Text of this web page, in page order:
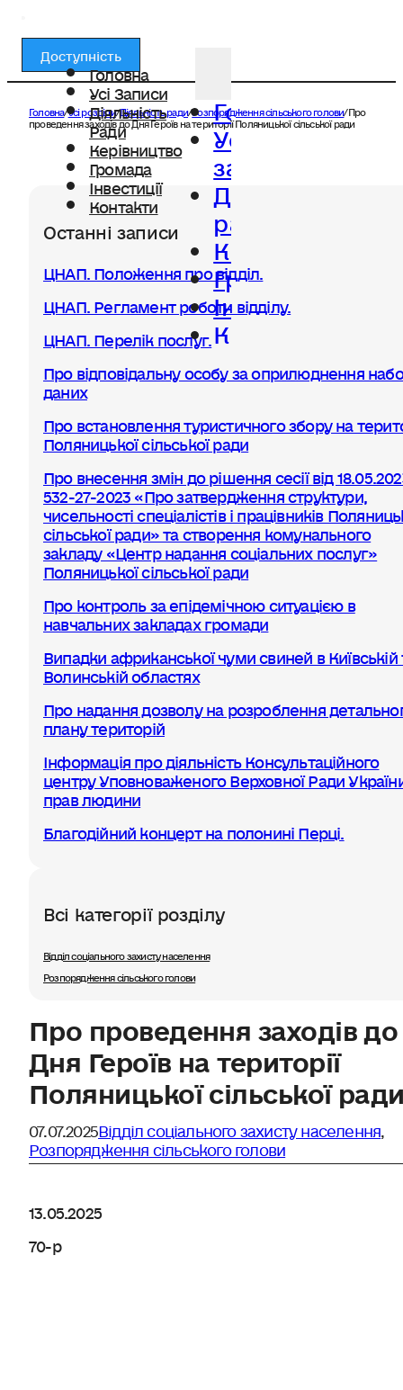
Головна
Усі Записи
Діяльність
Ради
Керівництво
Громада
Інвестиції
Контакти
Головна
Усі
записи
Діяльність
ради
Керівництво
Громада
Інвестиції
Контакти
Доступність
Головна/Усі розділи/Діяльність ради/Розпорядження сільського голови/Про
проведення заходів до Дня Героїв на території Поляницької сільської ради
Останні записи
ЦНАП. Положення про відділ.
ЦНАП. Регламент роботи відділу.
ЦНАП. Перелік послуг.
Про відповідальну особу за оприлюднення
даних
Про встановлення туристичного збору на
Поляницької сільської ради
Про внесення змін до рішення сесії від
532-27-2023 «Про затвердження структури,
чисельності спеціалістів і працівників
сільської ради» та створення комунального
закладу «Центр надання соціальних послуг»
Поляницької сільської ради
Про контроль за епідемічною ситуацією в
навчальних закладах громади
Випадки африканської чуми свиней в Київській
Волинській областях
Про надання дозволу на розроблення
плану територій
Інформація про діяльність Консультаційного
центру Уповноваженого Верховної Ради
прав людини
Благодійний концерт на полонині Перці.
Всі категорії розділу
Відділ соціального захисту населення
Розпорядження сільського голови
Про проведення заходів до
Дня Героїв на території
Поляницької сільської
07.07.2025Відділ соціального захисту населення
Розпорядження сільського голови
13.05.2025
70-р